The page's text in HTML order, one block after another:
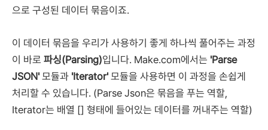
으로 구성된 데이터 묶음이죠.
이 데이터 묶음을 우리가 사용하기 좋게 하나씩 풀어주는 과정
이 바로 파싱(Parsing)입니다. Make.com에서는 'Parse
JSON' 모듈과 'Iterator' 모듈을 사용하면 이 과정을 손쉽게
처리할 수 있습니다. (Parse Json은 묶음을 푸는 역할,
Iterator는 배열 [] 형태에 들어있는 데이터를 꺼내주는 역할)